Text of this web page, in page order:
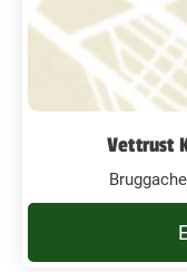
Vettrust